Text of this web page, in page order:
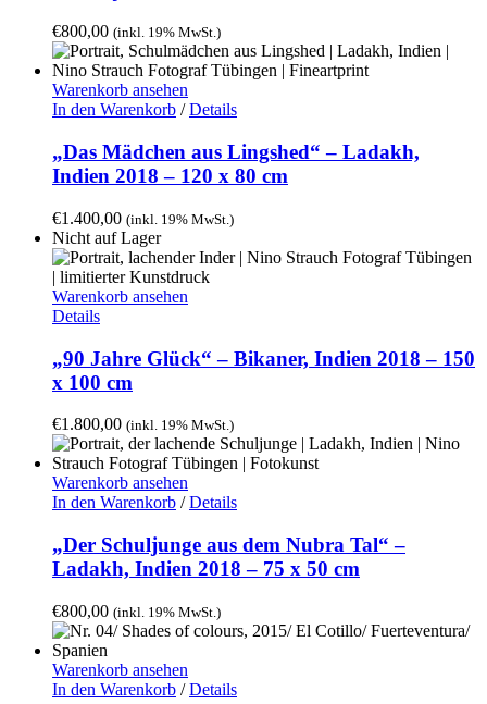
€800,00 (inkl. 19% MwSt.)
Warenkorb ansehen
In den Warenkorb / Details
„Das Mädchen aus Lingshed“ – Ladakh,
Indien 2018 – 120 x 80 cm
€1.400,00 (inkl. 19% MwSt.)
Nicht auf Lager
Warenkorb ansehen
Details
„90 Jahre Glück“ – Bikaner, Indien 2018 – 150
x 100 cm
€1.800,00 (inkl. 19% MwSt.)
Warenkorb ansehen
In den Warenkorb / Details
„Der Schuljunge aus dem Nubra Tal“ –
Ladakh, Indien 2018 – 75 x 50 cm
€800,00 (inkl. 19% MwSt.)
Warenkorb ansehen
In den Warenkorb / Details